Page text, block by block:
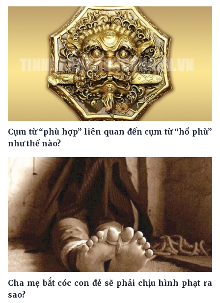
Cụm từ “phù hợp” liên quan đến cụm từ “hổ phù”
như thế nào?
Cha mẹ bắt cóc con đẻ sẽ phải chịu hình phạt ra
sao?